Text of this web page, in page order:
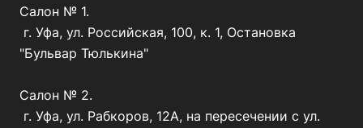
Салон № 1.
г. Уфа, ул. Российская, 100, к. 1, Остановка
"Бульвар Тюлькина"
Салон № 2.
г. Уфа, ул. Рабкоров, 12А, на пересечении с ул.